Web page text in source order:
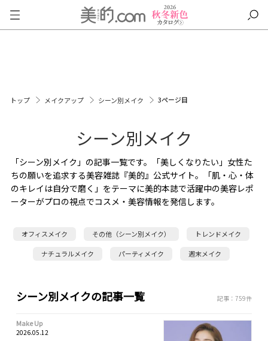
トップ メイクアップ シーン別メイク 3ページ目
シーン別メイク
「シーン別メイク」の記事一覧です。「美しくなりたい」女性た
ちの願いを追求する美容雑誌『美的』公式サイト。「肌・心・体
のキレイは自分で磨く」をテーマに美的本誌で活躍中の美容レポ
ーターがプロの視点でコスメ・美容情報を発信します。
オフィスメイク その他（シーン別メイク） トレンドメイク
ナチュラルメイク パーティメイク 週末メイク
シーン別メイクの記事一覧 記事：759件
Make Up
2026.05.12